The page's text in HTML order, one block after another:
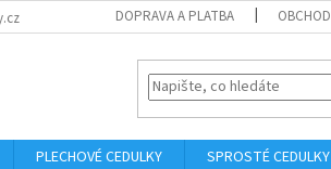
DOPRAVA A PLATBA
PLECHOVÉ CEDULKY SPROSTÉ CEDULKY